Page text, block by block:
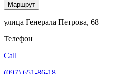
Маршрут
улица Генерала Петрова, 68
Телефон
Call
(097) 651-86-18